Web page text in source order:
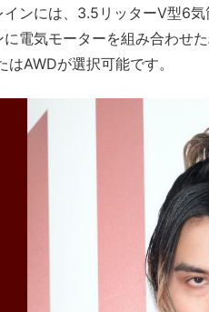
ンには、3.5リッターV型6
電気モーターを組み合わせ
AWDが選択可能です。